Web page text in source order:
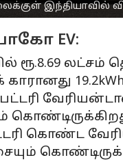
இந்தியாவில்
EV:
ரூ.8.69
காரானது
பேட்டரி
கொண்ட